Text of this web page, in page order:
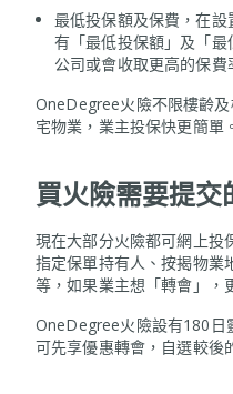
最低投保額及保費，在
有「最低投保額」及「
公司或會收取更高的保費
OneDegree火險不限樓齡
宅物業，業主投保快更簡單。
買火險需要提交
現在大部分火險都可網上投
指定保單持有人、按揭物業
等，如果業主想「轉會」，
OneDegree火險設有180日
可先享優惠轉會，自選較後